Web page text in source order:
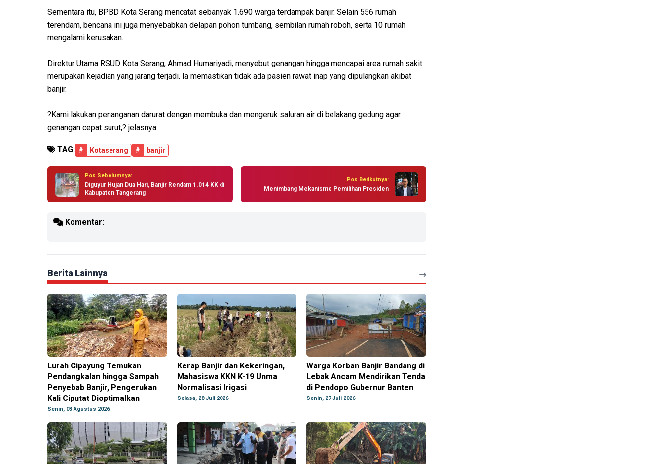
Sementara itu, BPBD Kota Serang mencatat sebanyak 1.690 warga terdampak banjir. Selain 556 rumah
terendam, bencana ini juga menyebabkan delapan pohon tumbang, sembilan rumah roboh, serta 10 rumah
mengalami kerusakan.
Direktur Utama RSUD Kota Serang, Ahmad Humariyadi, menyebut genangan hingga mencapai area rumah sakit
merupakan kejadian yang jarang terjadi. Ia memastikan tidak ada pasien rawat inap yang dipulangkan akibat
banjir.
?Kami lakukan penanganan darurat dengan membuka dan mengeruk saluran air di belakang gedung agar
genangan cepat surut,? jelasnya.
TAG: # Kotaserang # banjir
Pos Sebelumnya:
Diguyur Hujan Dua Hari, Banjir Rendam 1.014 KK di
Kabupaten Tangerang
Pos Berikutnya:
Menimbang Mekanisme Pemilihan Presiden
Komentar:
Berita Lainnya
Lurah Cipayung Temukan
Pendangkalan hingga Sampah
Penyebab Banjir, Pengerukan
Kali Ciputat Dioptimalkan
Senin, 03 Agustus 2026
Kerap Banjir dan Kekeringan,
Mahasiswa KKN K-19 Unma
Normalisasi Irigasi
Selasa, 28 Juli 2026
Warga Korban Banjir Bandang di
Lebak Ancam Mendirikan Tenda
di Pendopo Gubernur Banten
Senin, 27 Juli 2026